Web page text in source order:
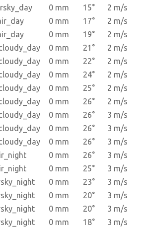
0 mm 15°
2 m/s
0 mm 17°
2 m/s
0 mm 19°
2 m/s
0 mm 21°
2 m/s
0 mm 22°
2 m/s
0 mm 24°
2 m/s
0 mm 25°
2 m/s
0 mm 26°
2 m/s
0 mm 26°
3 m/s
0 mm 26°
3 m/s
0 mm 26°
3 m/s
0 mm 26°
3 m/s
0 mm 25°
3 m/s
0 mm 23°
3 m/s
0 mm 20°
3 m/s
0 mm 20°
3 m/s
0 mm 18° 3 m/s